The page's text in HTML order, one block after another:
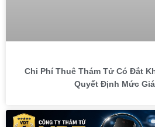
Chi Phí Thuê Thám Tử Có Đắt
Quyết Định Mức